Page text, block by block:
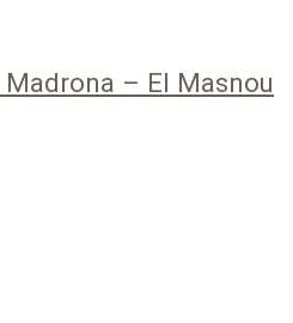
– El Masnou